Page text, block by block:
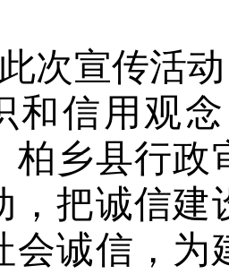
次宣传活
和信用观
柏乡县行政
，把诚信建
会诚信，为